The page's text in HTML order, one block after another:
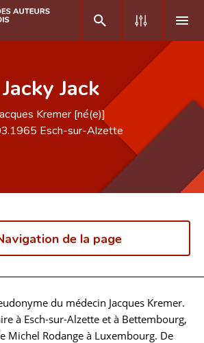
Jacky Jack
Kremer [né(e)]
Esch-sur-Alzette
de la page
du médecin Jacques Kremer.
à Esch-sur-Alzette et à Bettembourg,
Michel Rodange à Luxembourg. De